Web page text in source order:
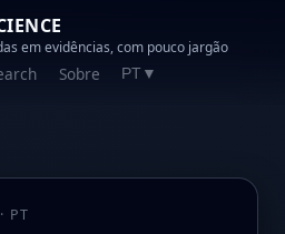
em evidências, com pouco jargão
Sobre PT ▼
PT